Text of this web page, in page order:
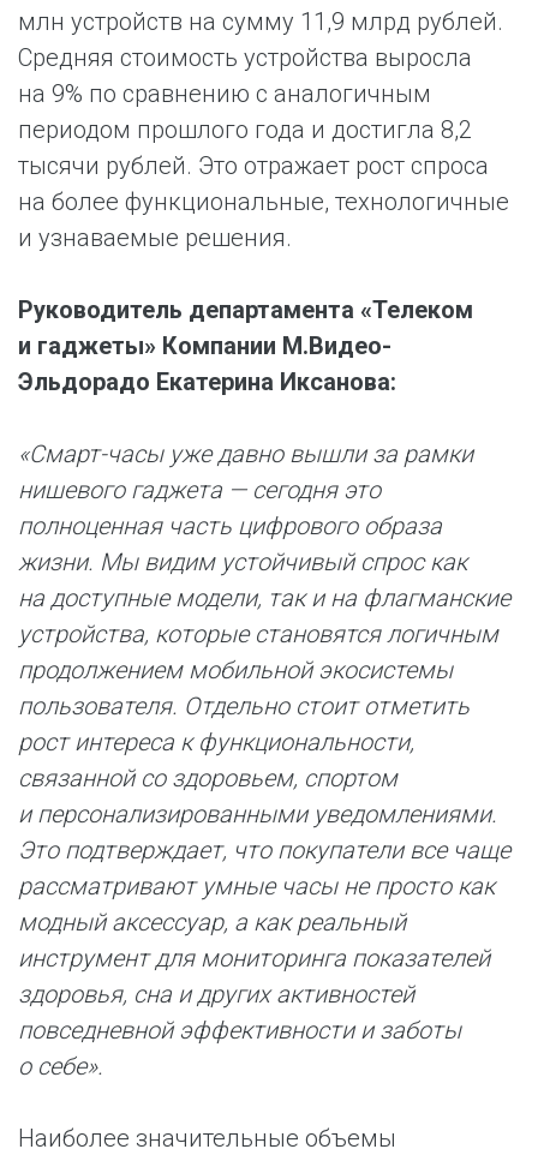
млн устройств на сумму 11,9 млрд рублей.
Средняя стоимость устройства выросла
на 9% по сравнению с аналогичным
периодом прошлого года и достигла 8,2
тысячи рублей. Это отражает рост спроса
на более функциональные, технологичные
и узнаваемые решения.
Руководитель департамента «Телеком
и гаджеты» Компании М.Видео-
Эльдорадо Екатерина Иксанова:
«Смарт-часы уже давно вышли за рамки
нишевого гаджета — сегодня это
полноценная часть цифрового образа
жизни. Мы видим устойчивый спрос как
на доступные модели, так и на флагманские
устройства, которые становятся логичным
продолжением мобильной экосистемы
пользователя. Отдельно стоит отметить
рост интереса к функциональности,
связанной со здоровьем, спортом
и персонализированными уведомлениями.
Это подтверждает, что покупатели все чаще
рассматривают умные часы не просто как
модный аксессуар, а как реальный
инструмент для мониторинга показателей
здоровья, сна и других активностей
повседневной эффективности и заботы
о себе».
Наиболее значительные объемы